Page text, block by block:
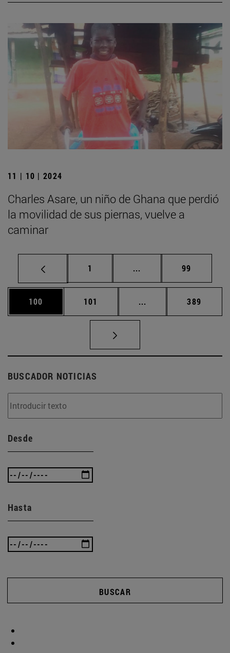
11 | 10 | 2024
Charles Asare, un niño de Ghana que perdió
la movilidad de sus piernas, vuelve a
caminar
Página
1 ... Páginas intermedias
Página
99
Página
100 Página
101 ... Páginas intermedias
Página
389
BUSCADOR NOTICIAS
Desde
Hasta
BUSCAR